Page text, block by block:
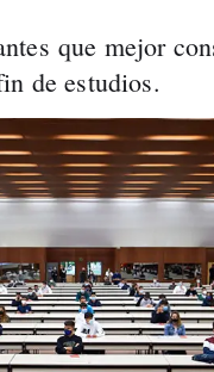
que mejor
de estudios.